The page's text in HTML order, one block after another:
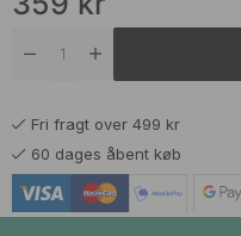
Fri fragt over 499 kr
60 dages åbent køb